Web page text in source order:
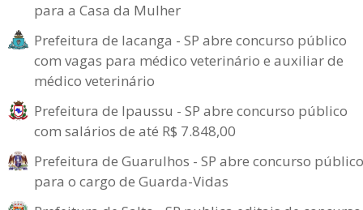
para a Casa da Mulher
Prefeitura de Iacanga - SP abre concurso público
com vagas para médico veterinário e auxiliar de
médico veterinário
Prefeitura de Ipaussu - SP abre concurso público
com salários de até R$ 7.848,00
Prefeitura de Guarulhos - SP abre concurso público
para o cargo de Guarda-Vidas